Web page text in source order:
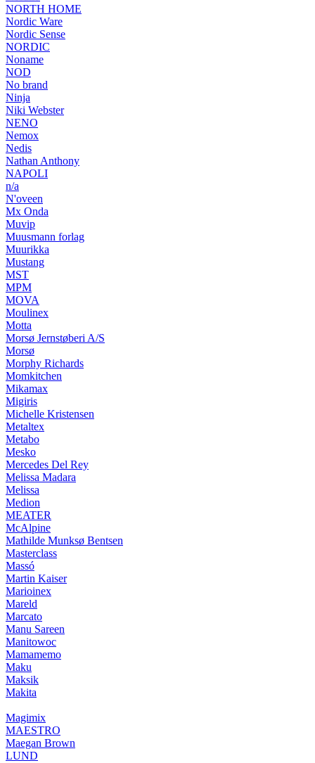
NORTH HOME
Nordic Ware
Nordic Sense
NORDIC
Noname
NOD
No brand
Ninja
Niki Webster
NENO
Nemox
Nedis
Nathan Anthony
NAPOLI
n/a
N'oveen
Mx Onda
Muvip
Muusmann forlag
Muurikka
Mustang
MST
MPM
MOVA
Moulinex
Motta
Morsø Jernstøberi A/S
Morsø
Morphy Richards
Momkitchen
Mikamax
Migiris
Michelle Kristensen
Metaltex
Metabo
Mesko
Mercedes Del Rey
Melissa Madara
Melissa
Medion
MEATER
McAlpine
Mathilde Munksø Bentsen
Masterclass
Massó
Martin Kaiser
Marioinex
Mareld
Marcato
Manu Sareen
Manitowoc
Mamamemo
Maku
Maksik
Makita
Magimix
MAESTRO
Maegan Brown
LUND